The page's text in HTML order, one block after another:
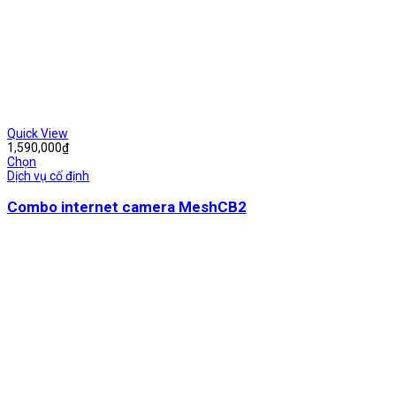
Quick View
1,590,000₫
Chọn
Dịch vụ cố định
Combo internet camera MeshCB2